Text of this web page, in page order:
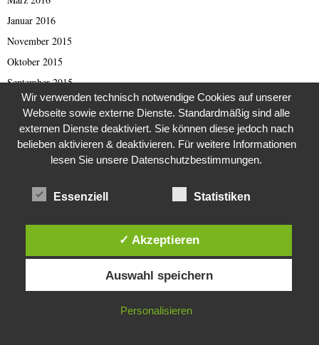
Januar 2016
November 2015
Oktober 2015
September 2015
August 2015
Juni 2015
September 2012
August 2012
Juli 2012
Mai 2012
April 2012
Dezember 2011
Diese Website verwendet Cookies. Durch die weitere Nutzung dieser
Website stimmst du der Verwendung von Cookies zu.
IN ORDNUNG
Wir verwenden technisch notwendige Cookies auf unserer
Webseite sowie externe Dienste. Standardmäßig sind alle
externen Dienste deaktiviert. Sie können diese jedoch nach
belieben aktivieren & deaktivieren. Für weitere Informationen
lesen Sie unsere Datenschutzbestimmungen.
Essenziell Statistiken
✓ Akzeptieren
Auswahl speichern
Personalisieren